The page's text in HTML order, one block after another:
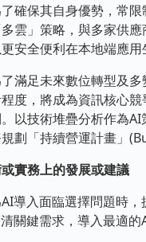
保其自身優勢，常限
雲」策略，與多家供
安全便利在本地端應
足未來數位轉型及多
度，將成為資訊核心
以技術堆疊分析作為
劃「持續營運計畫」
實務上的發展或建議
入面臨選擇問題時，
關鍵需求，導入最適的